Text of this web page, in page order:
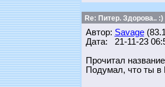
Re: Питер. Здорова.. :)
Автор: Savage
Дата: 21-11-23
Прочитал
Подумал, что ты в